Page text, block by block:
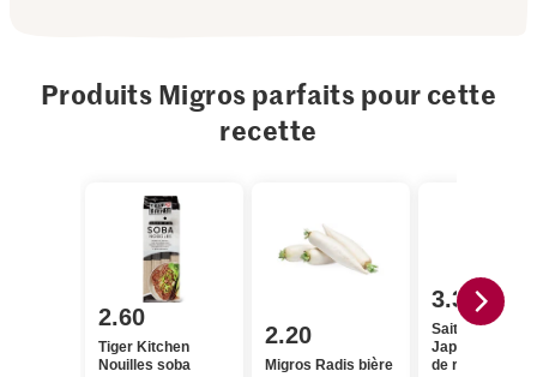
Produits Migros parfaits pour cette
recette
2.60
Tiger Kitchen
Nouilles soba
2.20
Migros Radis bière
3.35
Saitaku Simply
Japanese
de riz sucré